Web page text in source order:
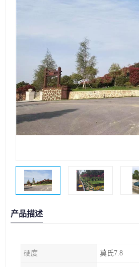
产品描述
硬度 莫氏7.8